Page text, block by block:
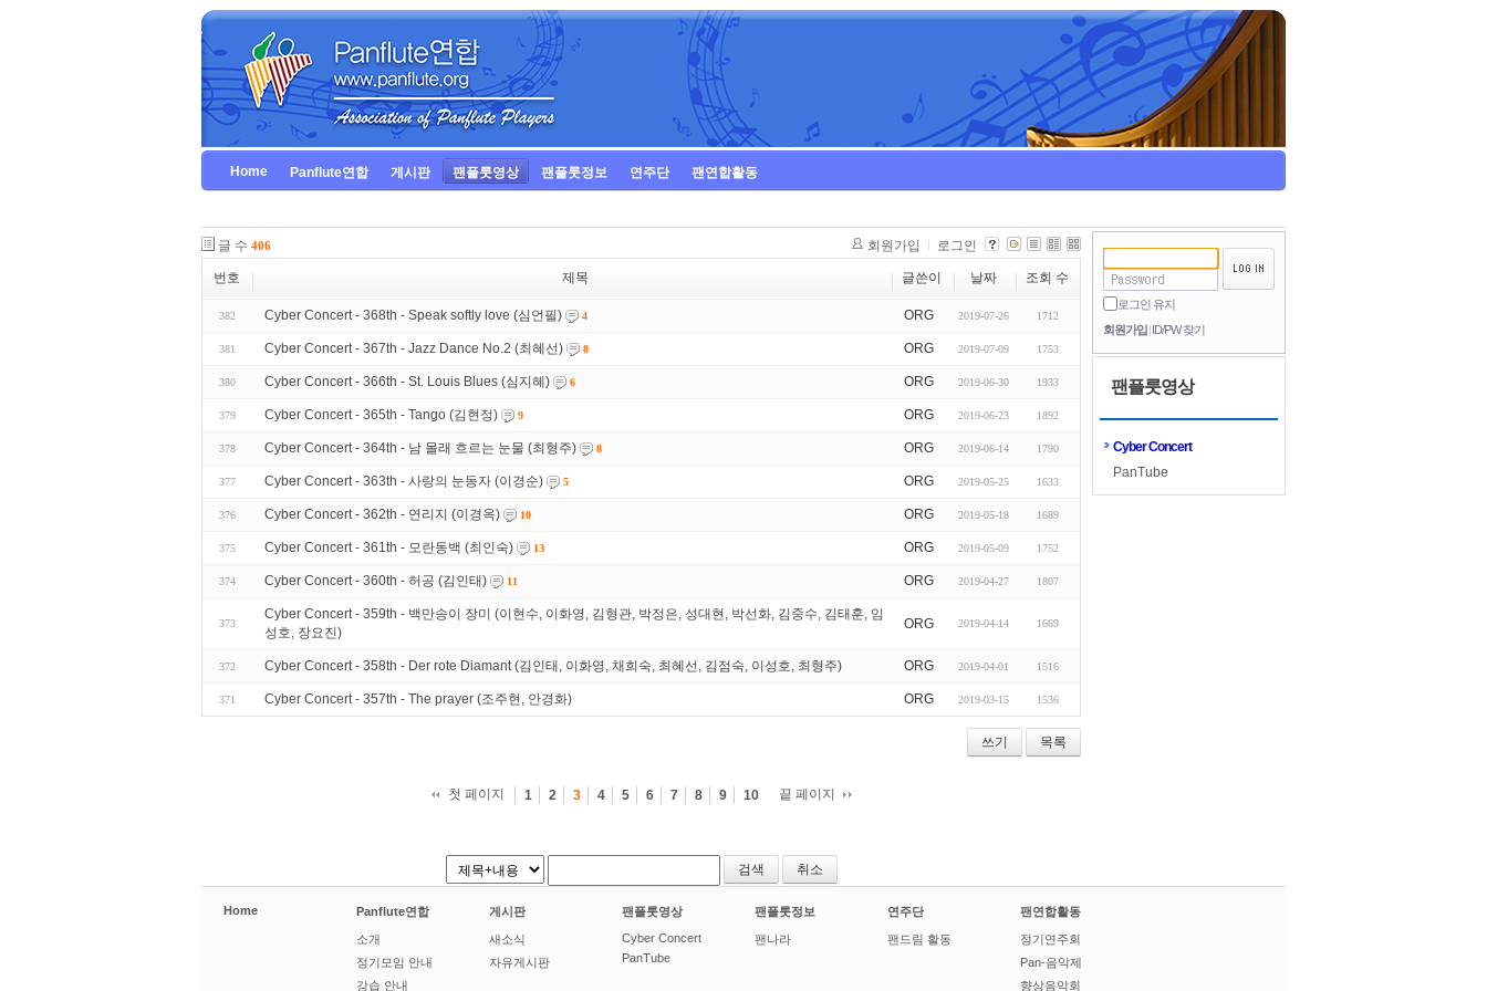
Home Panflute연합 게시판 팬플룻영상 팬플룻정보 연주단 팬연합활동
로그인 유지
회원가입 ID/PW 찾기
팬플룻영상
Cyber Concert
PanTube
글 수 406 회원가입 로그인
번호 제목 글쓴이 날짜 조회 수
382 Cyber Concert - 368th - Speak softly love (심언필) 4 ORG 2019-07-26 1712
381 Cyber Concert - 367th - Jazz Dance No.2 (최혜선) 8 ORG 2019-07-09 1753
380 Cyber Concert - 366th - St. Louis Blues (심지혜) 6 ORG 2019-06-30 1933
379 Cyber Concert - 365th - Tango (김현정) 9 ORG 2019-06-23 1892
378 Cyber Concert - 364th - 남 몰래 흐르는 눈물 (최형주) 8 ORG 2019-06-14 1790
377 Cyber Concert - 363th - 사랑의 눈동자 (이경순) 5 ORG 2019-05-25 1633
376 Cyber Concert - 362th - 연리지 (이경옥) 10 ORG 2019-05-18 1689
375 Cyber Concert - 361th - 모란동백 (최인숙) 13 ORG 2019-05-09 1752
374 Cyber Concert - 360th - 허공 (김인태) 11 ORG 2019-04-27 1807
373
Cyber Concert - 359th - 백만송이 장미 (이현수, 이화영, 김형관, 박정은, 성대현, 박선화, 김중수, 김태훈, 임
성호, 장요진)
ORG 2019-04-14 1669
372 Cyber Concert - 358th - Der rote Diamant (김인태, 이화영, 채희숙, 최혜선, 김점숙, 이성호, 최형주) ORG 2019-04-01 1516
371 Cyber Concert - 357th - The prayer (조주현, 안경화) ORG 2019-03-15 1536
쓰기 목록
첫 페이지 1 2 3 4 5 6 7 8 9 10 끝 페이지
취소
Home Panflute연합
소개
정기모임 안내
강습 안내
게시판
새소식
자유게시판
팬플룻영상
Cyber Concert
PanTube
팬플룻정보
팬나라
연주단
팬드림 활동
팬연합활동
정기연주회
Pan-음악제
향상음악회